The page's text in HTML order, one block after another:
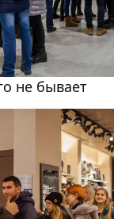
не бывает